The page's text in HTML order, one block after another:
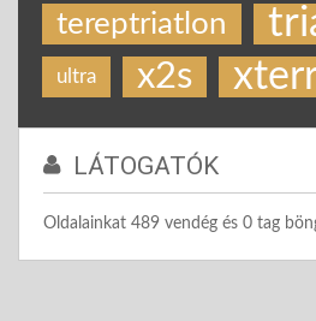
tereptriatlon
ultra x2s
LÁTOGATÓK
Oldalainkat 489 vendég és 0 tag